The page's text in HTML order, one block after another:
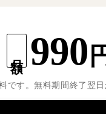
990
です。無料期間終了翌日